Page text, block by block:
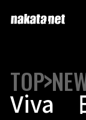
TOP
Viva